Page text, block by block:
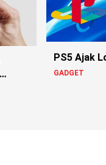
PS5 Ajak
GADGET